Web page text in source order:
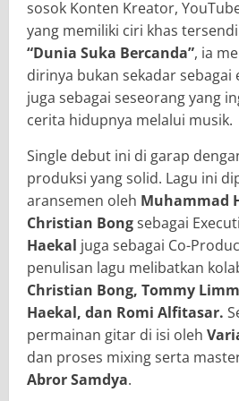
sosok Konten Kreator,
yang memiliki ciri khas
“Dunia Suka Bercanda”, ia
dirinya bukan sekadar
juga sebagai seseorang yang
cerita hidupnya melalui musik.
Single debut ini di garap
produksi yang solid. Lagu ini
aransemen oleh Muhammad
Christian Bongsebagai
Haekal juga sebagai Co-
penulisan lagu melibatkan
Christian Bong, Tommy
Haekal, dan Romi Alfitasar.
permainan gitar di isi oleh
dan proses mixing serta
Abror Samdya.